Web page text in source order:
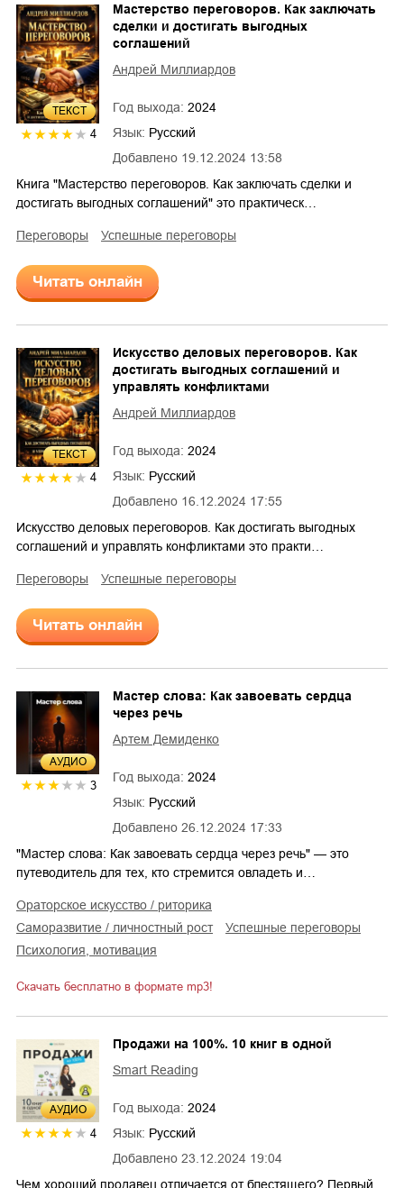
ТЕКСТ
4
Добавлено 19.12.2024 13:58
Мастерство переговоров. Как заключать
сделки и достигать выгодных
соглашений
Андрей Миллиардов
Год выхода: 2024
Язык: Русский
Книга "Мастерство переговоров. Как заключать сделки и
достигать выгодных соглашений" это практическ…
переговоры успешные переговоры
Читать онлайн
ТЕКСТ
4
Добавлено 16.12.2024 17:55
Искусство деловых переговоров. Как
достигать выгодных соглашений и
управлять конфликтами
Андрей Миллиардов
Год выхода: 2024
Язык: Русский
Искусство деловых переговоров. Как достигать выгодных
соглашений и управлять конфликтами это практи…
переговоры успешные переговоры
Читать онлайн
AУДИО
3
Добавлено 26.12.2024 17:33
Мастер слова: Как завоевать сердца
через речь
Артем Демиденко
Год выхода: 2024
Язык: Русский
"Мастер слова: Как завоевать сердца через речь" — это
путеводитель для тех, кто стремится овладеть и…
ораторское искусство / риторика
саморазвитие / личностный рост
успешные переговоры
психология, мотивация
Скачать бесплатно в формате mp3!
AУДИО
4
Добавлено 23.12.2024 19:04
Продажи на 100%. 10 книг в одной
Smart Reading
Год выхода: 2024
Язык: Русский
Чем хороший продавец отличается от блестящего? Первый